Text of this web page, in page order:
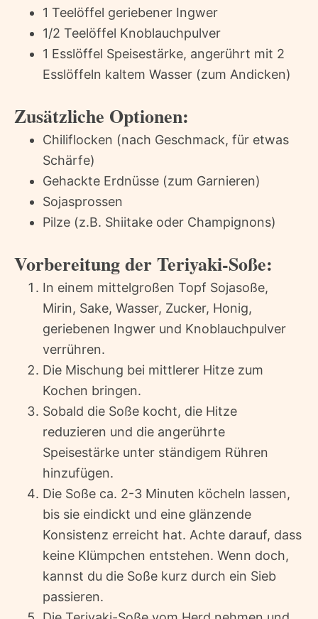
1 Teelöffel geriebener Ingwer
1/2 Teelöffel Knoblauchpulver
1 Esslöffel Speisestärke, angerührt mit 2
Esslöffeln kaltem Wasser (zum Andicken)
Zusätzliche Optionen:
Chiliflocken (nach Geschmack, für etwas
Schärfe)
Gehackte Erdnüsse (zum Garnieren)
Sojasprossen
Pilze (z.B. Shiitake oder Champignons)
Vorbereitung der Teriyaki-Soße:
In einem mittelgroßen Topf Sojasoße,
Mirin, Sake, Wasser, Zucker, Honig,
geriebenen Ingwer und Knoblauchpulver
verrühren.
Die Mischung bei mittlerer Hitze zum
Kochen bringen.
Sobald die Soße kocht, die Hitze
reduzieren und die angerührte
Speisestärke unter ständigem Rühren
hinzufügen.
Die Soße ca. 2-3 Minuten köcheln lassen,
bis sie eindickt und eine glänzende
Konsistenz erreicht hat. Achte darauf, dass
keine Klümpchen entstehen. Wenn doch,
kannst du die Soße kurz durch ein Sieb
passieren.